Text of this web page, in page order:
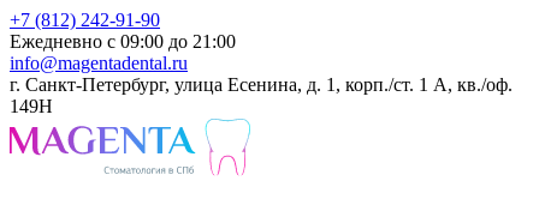
+7 (812) 242-91-90
Ежедневно с 09:00 до 21:00
info@magentadental.ru
г. Санкт-Петербург, улица Есенина, д. 1, корп./ст. 1 А, кв./оф.
149Н